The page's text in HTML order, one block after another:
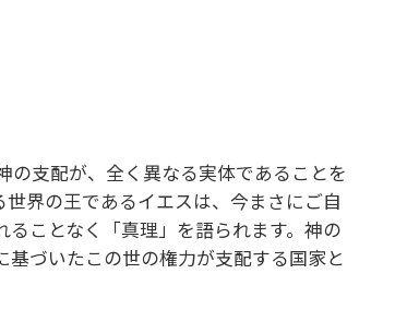
の支配が、全く異なる実体であることを
界の王であるイエスは、今まさにご自
ことなく「真理」を語られます。神の
づいたこの世の権力が支配する国家と